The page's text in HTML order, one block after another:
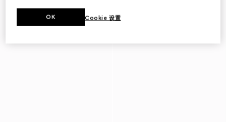
Cookie 设置
OK